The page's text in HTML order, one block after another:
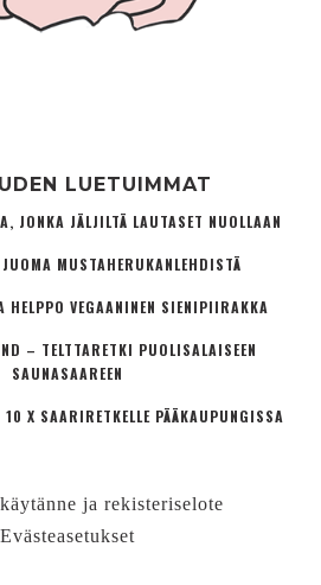
LUETUIMMAT
JONKA JÄLJILTÄ LAUTASET NUOLLAAN
MUSTAHERUKANLEHDISTÄ
HELPPO VEGAANINEN SIENIPIIRAKKA
– TELTTARETKI PUOLISALAISEEN
SAUNASAAREEN
X SAARIRETKELLE PÄÄKAUPUNGISSA
ja rekisteriselote
Evästeasetukset